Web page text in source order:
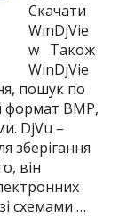
Скачати
WinDjVie
w Також
WinDjVie
пошук по
формат BMP,
DjVu –
зберігання
він
схемами …